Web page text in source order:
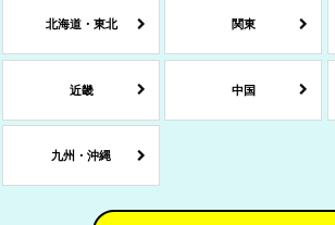
北海道・東北 関東
近畿 中国
九州・沖縄